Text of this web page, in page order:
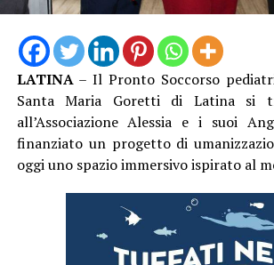
Sindacato CLAS Davide
rappresentanti sindacali aziendali
hanno accompagnato tutte le fasi
LATINA– Il Pronto Soccorso
Santa Maria Goretti di Latina si
all’Associazione Alessia e i suoi
finanziato un progetto di
oggi uno spazio immersivo ispirato al